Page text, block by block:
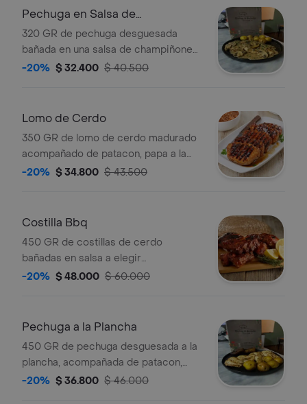
Pechuga en Salsa de
Champiñones
320 GR de pechuga desguesada
bañada en una salsa de champiñones,
acompañadas de papa a la francesa y
-20% $ 32.400 $ 40.500
Lomo de Cerdo
350 GR de lomo de cerdo madurado
acompañado de patacon, papa a la
francesa y ensalada.
-20% $ 34.800 $ 43.500
Costilla Bbq
450 GR de costillas de cerdo
bañadas en salsa a elegir
acompañado de patacon, papa a la
-20% $ 48.000 $ 60.000
Pechuga a la Plancha
450 GR de pechuga desguesada a la
plancha, acompañada de patacon,
papa a la francesa y ensalada.
-20% $ 36.800 $ 46.000